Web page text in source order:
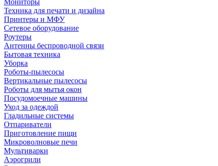
Мониторы
Техника для печати и дизайна
Принтеры и МФУ
Сетевое оборудование
Роутеры
Антенны беспроводной связи
Бытовая техника
Уборка
Роботы-пылесосы
Вертикальные пылесосы
Роботы для мытья окон
Посудомоечные машины
Уход за одеждой
Гладильные системы
Отпариватели
Приготовление пищи
Микроволновые печи
Мультиварки
Аэрогрили